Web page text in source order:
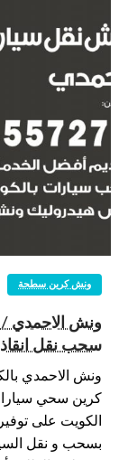
ونش كرين سطحة
سحب نقل
ونش الاحمدي
كرين سحي
الكويت على
بسحب و نقل